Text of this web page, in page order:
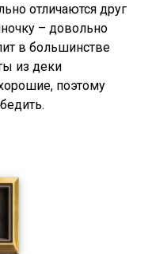
отличаются друг
– довольно
в большинстве
из деки
поэтому